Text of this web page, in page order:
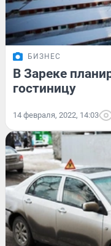
БИЗНЕС
В Зареке
гостиницу
14 февраля, 2022, 14:03